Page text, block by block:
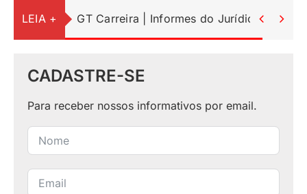
LEIA + GT Carreira | Informes do Jurídico 
CADASTRE-SE
Para receber nossos informativos por email.